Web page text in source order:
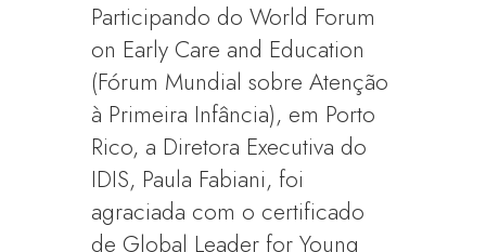
Participando do World Forum
on Early Care and Education
(Fórum Mundial sobre Atenção
à Primeira Infância), em Porto
Rico, a Diretora Executiva do
IDIS, Paula Fabiani, foi
agraciada com o certificado
de Global Leader for Young